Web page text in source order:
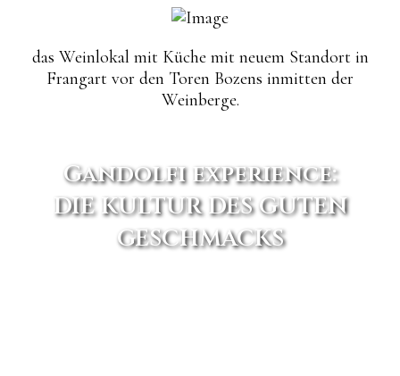
das Weinlokal mit Küche mit neuem Standort in
Frangart vor den Toren Bozens inmitten der
Weinberge.
Gandolfi experience:
DIE KULTUR DES GUTEN
GESCHMACKS